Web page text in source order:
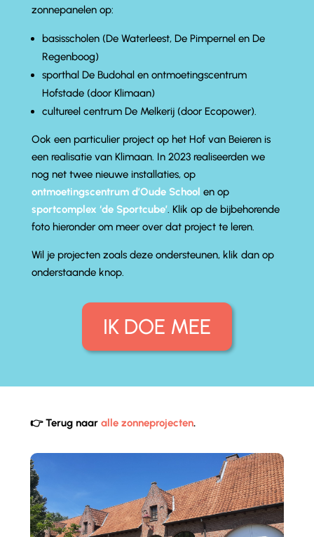
zonnepanelen op:
basisscholen (De Waterleest, De Pimpernel en De
Regenboog)
sporthal De Budohal en ontmoetingscentrum
Hofstade (door Klimaan)
cultureel centrum De Melkerij (door Ecopower).
Ook een particulier project op het Hof van Beieren is
een realisatie van Klimaan. In 2023 realiseerden we
nog net twee nieuwe installaties, op
ontmoetingscentrum d’Oude School en op
sportcomplex ‘de Sportcube’. Klik op de bijbehorende
foto hieronder om meer over dat project te leren.
Wil je projecten zoals deze ondersteunen, klik dan op
onderstaande knop.
IK DOE MEE
👉 Terug naar alle zonneprojecten.